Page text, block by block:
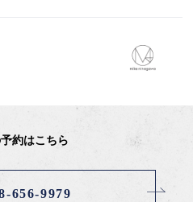
約はこちら
656-9979